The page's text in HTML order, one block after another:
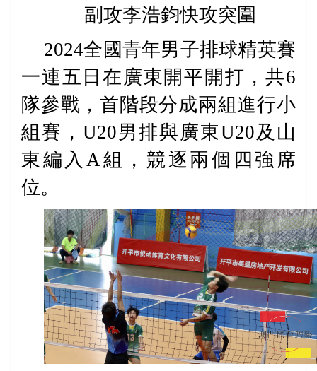
副攻李浩鈞快攻突圍
2024全國青年男子排球精英賽
一連五日在廣東開平開打，共6
隊參戰，首階段分成兩組進行小
組賽， U20男排與廣東U20及山
東編入 A組，競逐兩個四強席
位。